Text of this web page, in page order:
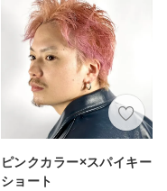
ピンクカラー×スパイキー
ショート